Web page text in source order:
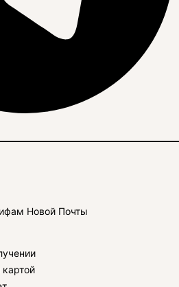
Новой Почты